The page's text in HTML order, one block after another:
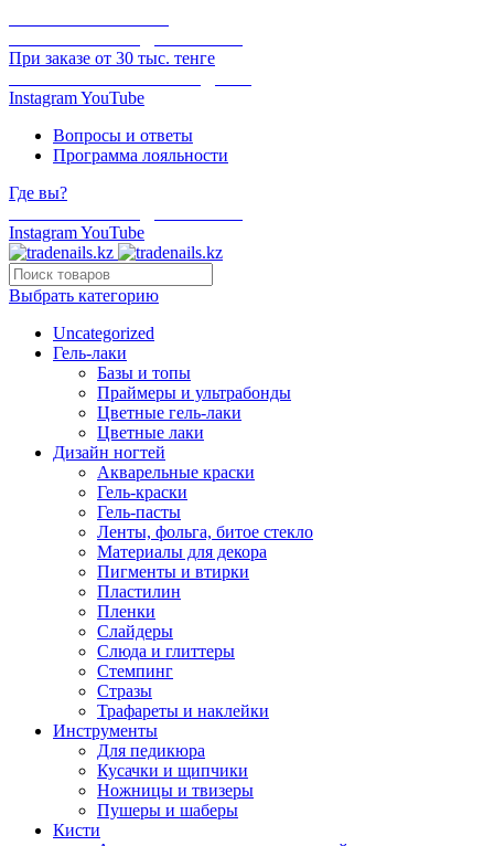
При заказе от 30 тыс. тенге
InstagramYouTube
Вопросы и ответы
Программа лояльности
Где вы?
InstagramYouTube
Выбрать категорию
Uncategorized
Гель-лаки
Базы и топы
Праймеры и ультрабонды
Цветные гель-лаки
Цветные лаки
Дизайн ногтей
Акварельные краски
Гель-краски
Гель-пасты
Ленты, фольга, битое стекло
Материалы для декора
Пигменты и втирки
Пластилин
Пленки
Слайдеры
Слюда и глиттеры
Стемпинг
Стразы
Трафареты и наклейки
Инструменты
Для педикюра
Кусачки и щипчики
Ножницы и твизеры
Пушеры и шаберы
Кисти